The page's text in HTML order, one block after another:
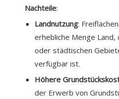
Nachteile:
Landnutzung:
erhebliche Menge
oder städtischen
verfügbar ist.
Höhere
der Erwerb von